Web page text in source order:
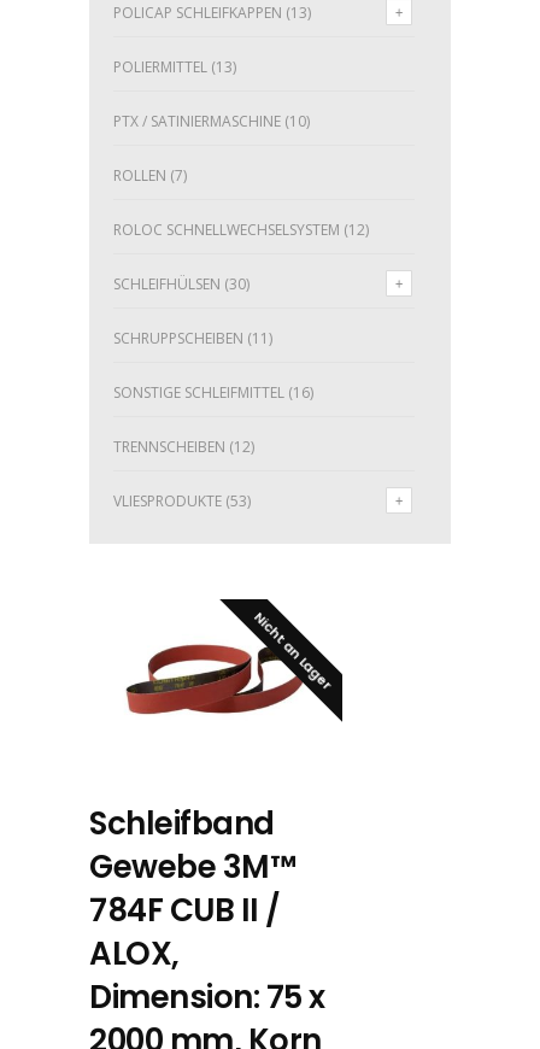
POLICAP SCHLEIFKAPPEN (13)
POLIERMITTEL (13)
PTX / SATINIERMASCHINE (10)
ROLLEN (7)
ROLOC SCHNELLWECHSELSYSTEM (12)
SCHLEIFHÜLSEN (30)
SCHRUPPSCHEIBEN (11)
SONSTIGE SCHLEIFMITTEL (16)
TRENNSCHEIBEN (12)
VLIESPRODUKTE (53)
Nicht an Lager
Schleifband
Gewebe 3M™
784F CUB II /
ALOX,
Dimension: 75 x